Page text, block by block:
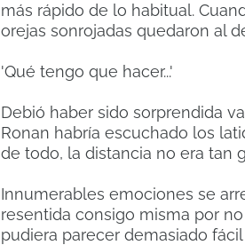
más rápido de lo habitual.
orejas sonrojadas quedaron al
'Qué tengo que hacer...'
Debió haber sido sorprendida
Ronan habría escuchado los
de todo, la distancia no era tan
Innumerables emociones se
resentida consigo misma por
pudiera parecer demasiado